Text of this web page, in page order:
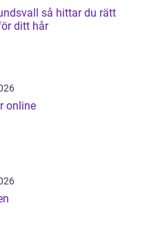
hittar du rätt
ditt hår
online